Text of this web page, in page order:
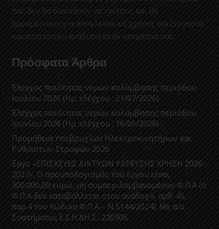
σας δεν θα διατεθούν σε τρίτους και θα
παραμείνουν για αποκλειστική χρήση, επεξεργασία
και στατιστική ανάλυση στην υπηρεσία μας.
Πρόσφατα Άρθρα
Έλεγχος ποιότητας νερών κολύμβησης περιόδου
Ιουλίου 2026 (Ημ. ελέγχου : 21/07/2026)
Έλεγχος ποιότητας νερών κολύμβησης περιόδου
Ιουνίου 2026 (Ημ. ελέγχου : 16/06/2026)
Προμήθεια Υποβρυχίων Ηλεκτροκινητήρων και
Ρυθμιστών Στροφών 2026
Έργο «ΕΠΙΣΚΕΥΕΣ ΔΙΚΤΥΩΝ ΥΔΡΕΥΣΗΣ ΧΡΗΣΗ 2026-
2027», Ο προϋπολογισμός του έργου είναι
300.000,00 ευρώ, μη συμπεριλαμβανομένου Φ.Π.Α (ο
Φ.Π.Α δεν καταβάλλεται στον ανάδοχο, αρθ. 45,
παρ.4 του Κώδικα Φ.Π.Α – Ν.5144/2024). Με α/α
Συστήματος Ε.Σ.Η.ΔΗ.Σ.: 220305.